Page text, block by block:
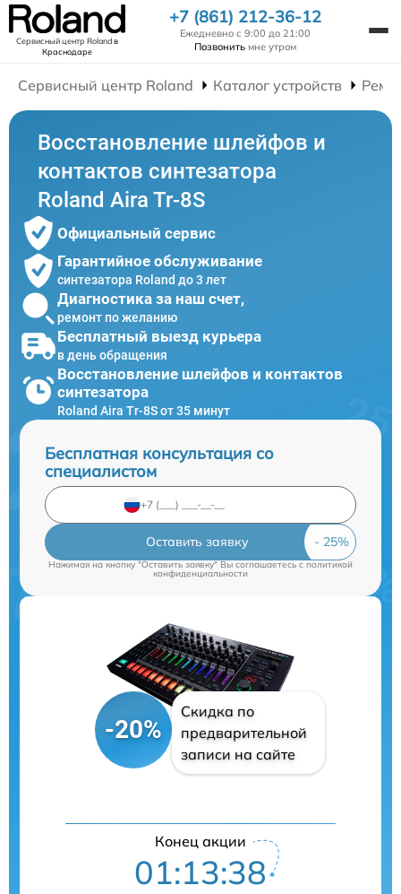
Сервисный центр Rolandв
Краснодаре
+7 (861) 212-36-12
Ежедневно с 9:00 до 21:00
Позвонить мне утром
Сервисный центр Roland Каталог устройств
Восстановление шлейфов и
контактов синтезатора
Roland Aira Tr-8S
Официальный сервис
Гарантийное обслуживание
синтезатора Roland до 3 лет
Диагностика за наш счет,
ремонт по желанию
Бесплатный выезд курьера
в день обращения
Восстановление шлейфов и контактов
синтезатора
Roland Aira Tr-8S от 35 минут
Бесплатная консультация со
специалистом
Оставить заявку
Нажимая на кнопку "Оставить заявку" Вы соглашаетесь cполитикой
конфиденциальности
-20%
Скидка по
предварительной
записи на сайте
Конец акции
01:13:38